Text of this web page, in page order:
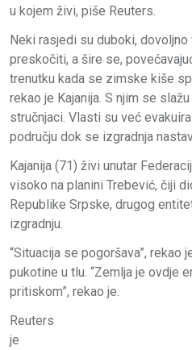
u kojem živi, piše Reuters.
Neki rasjedi su duboki,
preskočiti, a šire se,
trenutku kada se zimske kiše
rekao je Kajanija. S njim se
stručnjaci. Vlasti su već
području dok se izgradnja
Kajanija (71) živi unutar
visoko na planini Trebević, čiji
Republike Srpske, drugog
izgradnju.
“Situacija se pogoršava”, rekao
pukotine u tlu. “Zemlja je ovdje
pritiskom”, rekao je.
Reuters
je